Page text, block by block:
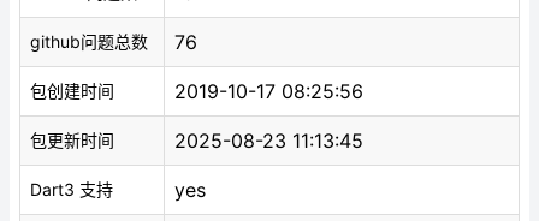
github问题总数 76
包创建时间 2019-10-17 08:25:56
包更新时间 2025-08-23 11:13:45
Dart3 支持 yes